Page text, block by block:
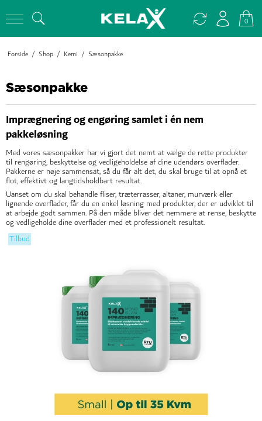
0
Forside / Shop / Kemi / Sæsonpakke
Sæsonpakke
Imprægnering og engøring samlet i én nem
pakkeløsning
Med vores sæsonpakker har vi gjort det nemt at vælge de rette produkter
til rengøring, beskyttelse og vedligeholdelse af dine udendørs overflader.
Pakkerne er nøje sammensat, så du får alt det, du skal bruge til at opnå et
flot, effektivt og langtidsholdbart resultat.
Uanset om du skal behandle fliser, træterrasser, altaner, murværk eller
lignende overflader, får du en enkel løsning med produkter, der er udviklet til
at arbejde godt sammen. På den måde bliver det nemmere at rense, beskytte
og vedligeholde dine overflader med et professionelt resultat.
Tilbud